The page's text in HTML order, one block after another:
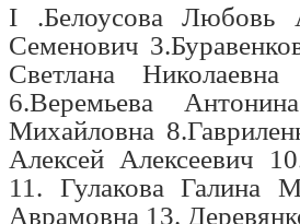
I .Белоусова Любовь
Семенович
Светлана
6.Веремьева
Михайловна
Алексей Алексеевич
11. Гулакова Галина
Аврамовна 13.